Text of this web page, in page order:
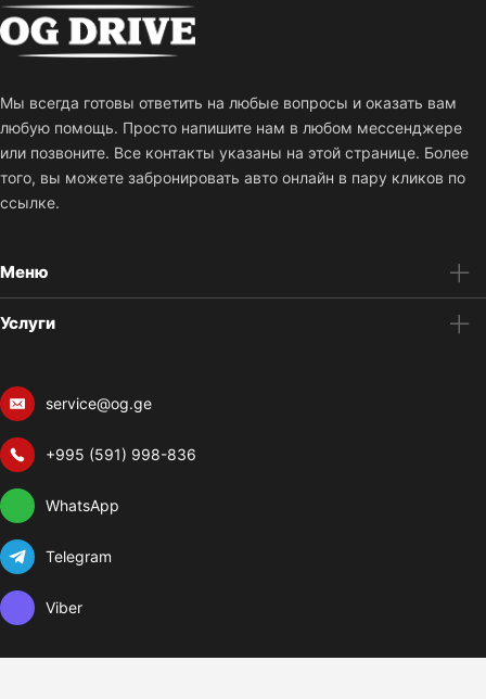
Мы всегда готовы ответить на любые вопросы и оказать вам
любую помощь. Просто напишите нам в любом мессенджере
или позвоните. Все контакты указаны на этой странице. Более
того, вы можете забронировать авто онлайн в пару кликов по
ссылке.
Меню
Услуги
service@og.ge
+995 (591) 998-836
WhatsApp
Telegram
Viber